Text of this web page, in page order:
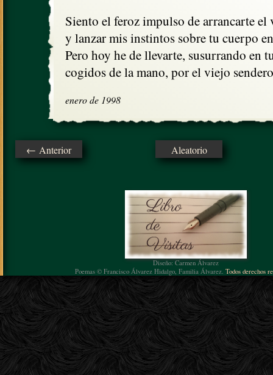
Siento el feroz impulso de arrancarte el
y lanzar mis instintos sobre tu cuerpo
Pero hoy he de llevarte, susurrando en
cogidos de la mano, por el viejo
enero de 1998
← Anterior Aleatorio
Diseño: Carmen Álvarez
Poemas © Francisco Álvarez Hidalgo, Familia Álvarez. Todos derechos